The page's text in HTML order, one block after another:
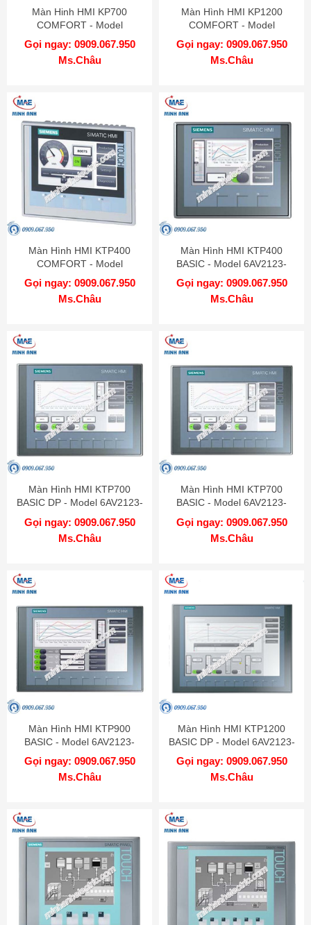
Màn Hinh HMI KP700
COMFORT - Model
6AV2124-1GC01-0AX0
Gọi ngay: 0909.067.950
Ms.Châu
Màn Hình HMI KP1200
COMFORT - Model
6AV2124-1MC01-0AX0
Gọi ngay: 0909.067.950
Ms.Châu
Màn Hình HMI KTP400
COMFORT - Model
6AV2124-2DC01-0AX0
Gọi ngay: 0909.067.950
Ms.Châu
Màn Hình HMI KTP400
BASIC - Model 6AV2123-
2DB03-0AX0
Gọi ngay: 0909.067.950
Ms.Châu
Màn Hình HMI KTP700
BASIC DP - Model 6AV2123-
2GA03-0AX0
Gọi ngay: 0909.067.950
Ms.Châu
Màn Hình HMI KTP700
BASIC - Model 6AV2123-
2GB03-0AX0
Gọi ngay: 0909.067.950
Ms.Châu
Màn Hình HMI KTP900
BASIC - Model 6AV2123-
2JB03-0AX0
Gọi ngay: 0909.067.950
Ms.Châu
Màn Hình HMI KTP1200
BASIC DP - Model 6AV2123-
2MA03-0AX0
Gọi ngay: 0909.067.950
Ms.Châu